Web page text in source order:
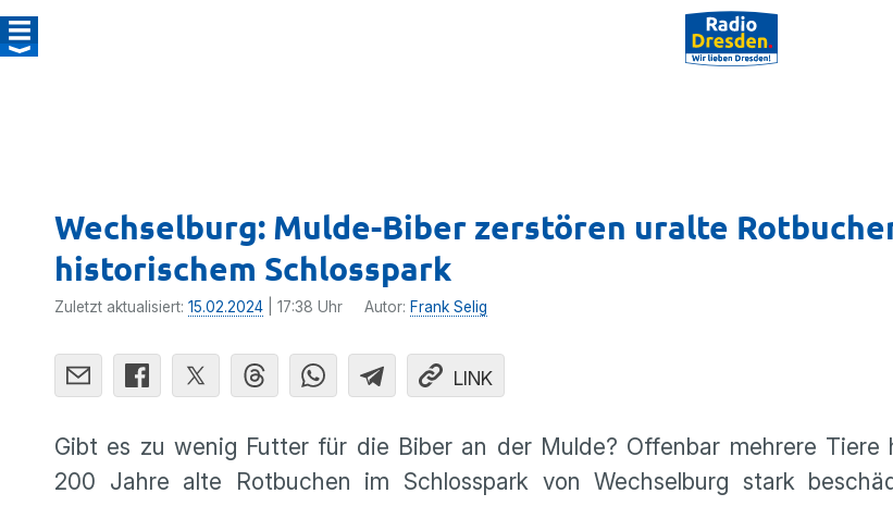
Wechselburg: Mulde-Biber zerstören uralte
historischem Schlosspark
Zuletzt aktualisiert: 15.02.2024 | 17:38 Uhr Autor: Frank Selig
LINK
Gibt es zu wenig Futter für die Biber an der Mulde? Offenbar mehrere Tiere
200 Jahre alte Rotbuchen im Schlosspark von Wechselburg stark